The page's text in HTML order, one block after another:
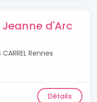
d'Arc
CARREL Rennes
Détails